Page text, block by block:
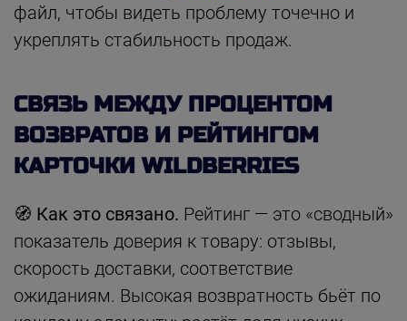
файл, чтобы видеть проблему точечно и
укреплять стабильность продаж.
СВЯЗЬ МЕЖДУ ПРОЦЕНТОМ
ВОЗВРАТОВ И РЕЙТИНГОМ
КАРТОЧКИ WILDBERRIES
🧭 Как это связано. Рейтинг — это «сводный»
показатель доверия к товару: отзывы,
скорость доставки, соответствие
ожиданиям. Высокая возвратность бьёт по